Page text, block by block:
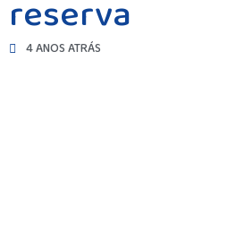
reserva
4 ANOS ATRÁS